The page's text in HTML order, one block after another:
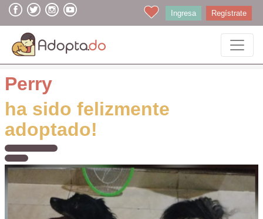
Ingresa Regístrate
Perry
ha sido felizmente
adoptado!